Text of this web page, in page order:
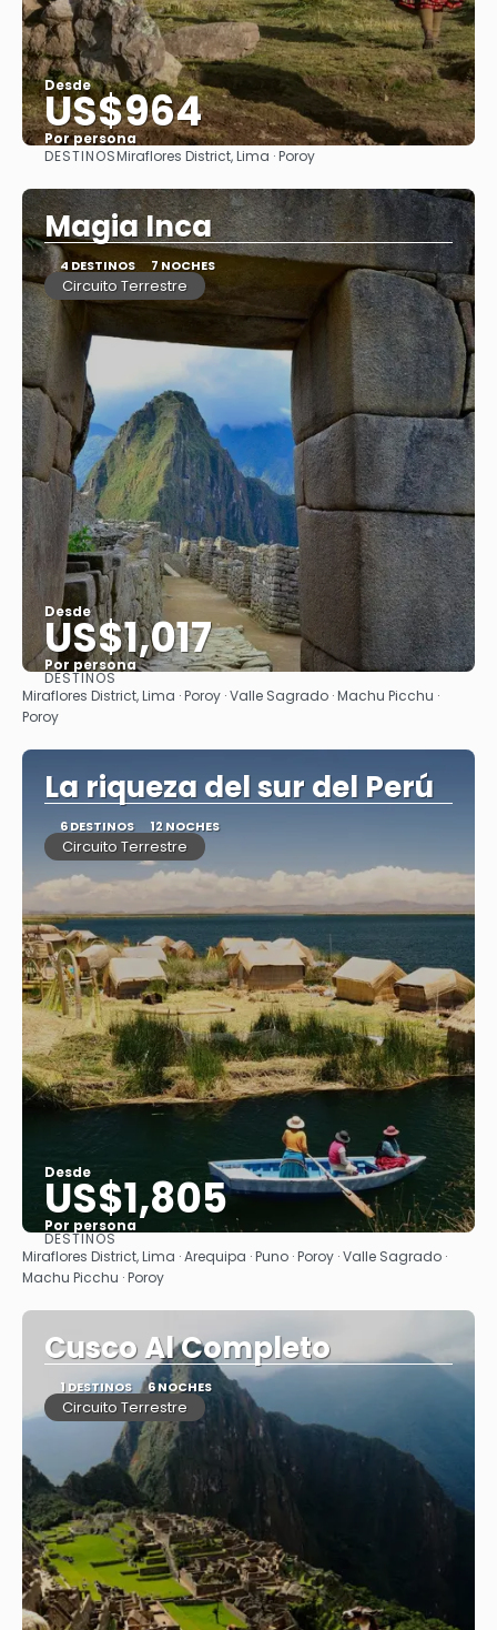
Desde
US$964
Por persona
Ver
DESTINOSMiraflores District, Lima · Poroy
Magia Inca
4 DESTINOS 7 NOCHES
Circuito Terrestre
Desde
US$1,017
Por persona
Ver
DESTINOS
Miraflores District, Lima · Poroy · Valle Sagrado · Machu Picchu ·
Poroy
La riqueza del sur del Perú
6 DESTINOS 12 NOCHES
Circuito Terrestre
Desde
US$1,805
Por persona
Ver
DESTINOS
Miraflores District, Lima · Arequipa · Puno · Poroy · Valle Sagrado ·
Machu Picchu · Poroy
Cusco Al Completo
1 DESTINOS 6 NOCHES
Circuito Terrestre